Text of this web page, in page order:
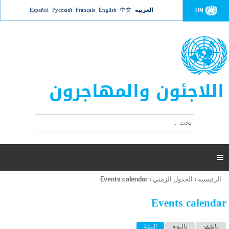
Jump to navigation UN العربية 中文
English
Français
Русский
Español
اللاجئون والمهاجرون
ت
ر
ل
ح
ب

أنت
هنا
الرئيسية › الجدول الزمني ›
Events calendar
Events calendar